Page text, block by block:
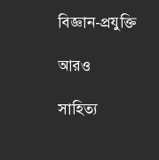
বিজ্ঞান-প্রযুক্তি
আরও
সাহিত্য